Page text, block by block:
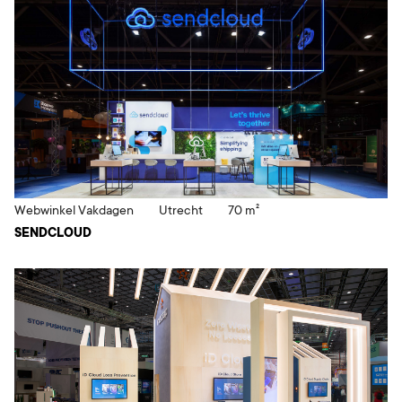
SENDCLOUD
Webwinkel Vakdagen Utrecht 70 m²